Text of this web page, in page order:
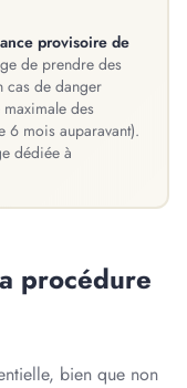
provisoire de
de prendre des
cas de danger
des
6 mois auparavant).
dédiée à
procédure
bien que non